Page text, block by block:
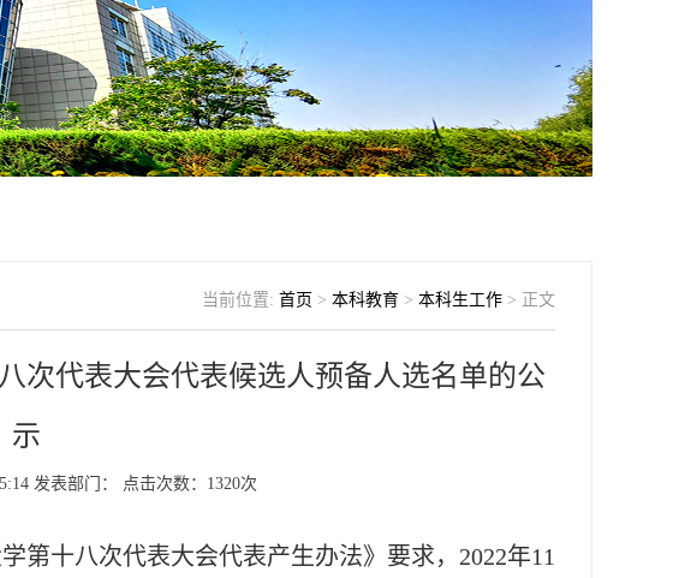
当前位置: 首页 > 本科教育 > 本科生工作 > 正文
次代表大会代表候选人预备人选名单的公
示
发表部门： 点击次数： 1320次
第十八次代表大会代表产生办法》要求， 2022年11